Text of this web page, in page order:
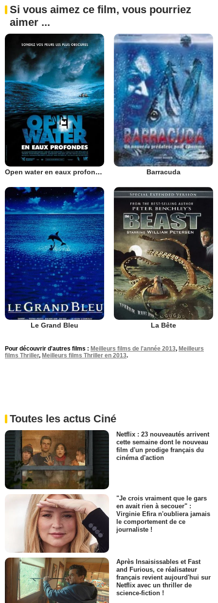
Si vous aimez ce film, vous pourriez
aimer ...
Open water en eaux profondes Barracuda
Le Grand Bleu La Bête
Pour découvrir d'autres films : Meilleurs films de l'année 2013, Meilleurs
films Thriller, Meilleurs films Thriller en 2013.
Toutes les actus Ciné
Netflix : 23 nouveautés arrivent
cette semaine dont le nouveau
film d'un prodige français du
cinéma d'action
"Je crois vraiment que le gars
en avait rien à secouer" :
Virginie Efira n'oubliera jamais
le comportement de ce
journaliste !
Après Insaisissables et Fast
and Furious, ce réalisateur
français revient aujourd'hui sur
Netflix avec un thriller de
science-fiction !